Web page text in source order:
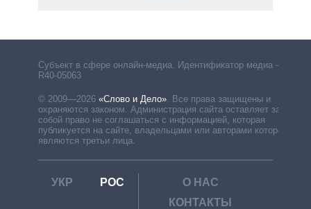
Субъект в сфере онлайн-медиа. Идентификатор медиа –
R40-05063
© 2009—2026 «Слово и Дело». Все права защищены и
охраняются законом. Администрация сайта оставляет за
собой право не соглашаться с информацией, которая
публикуется на сайте, владельцами или авторами которой
являются третьи лица.
УКР РОС
О НАС
КОНТАКТЫ